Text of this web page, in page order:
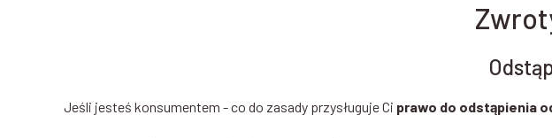
Jeśli jesteś konsumentem - co do zasady przysługuje Ci prawo do odstąpienia